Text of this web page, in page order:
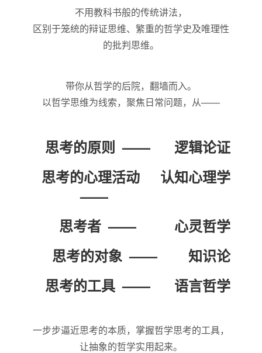
不用教科书般的传统讲法，
区别于笼统的辩证思维、繁重的哲学史及唯理性
的批判思维。
带你从哲学的后院，翻墙而入。
以哲学思维为线索，聚焦日常问题，从——
思考的原则
逻辑论证
思考的心理活动
认知心理学
思考者
心灵哲学
思考的对象
知识论
思考的工具
语言哲学
一步步逼近思考的本质，掌握哲学思考的工具，
让抽象的哲学实用起来。